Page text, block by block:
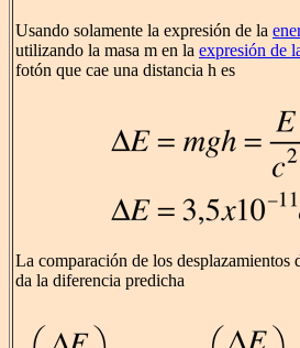
Usando solamente la expresión de la
utilizando la masa m en la expresión de
fotón que cae una distancia h es
La comparación de los desplazamientos
da la diferencia predicha